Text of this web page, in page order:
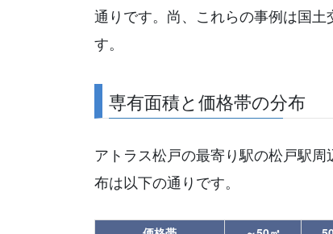
通りです。尚、これらの事例は国
す。
専有面積と価格帯の分布
アトラス松戸の最寄り駅の松戸駅
布は以下の通りです。